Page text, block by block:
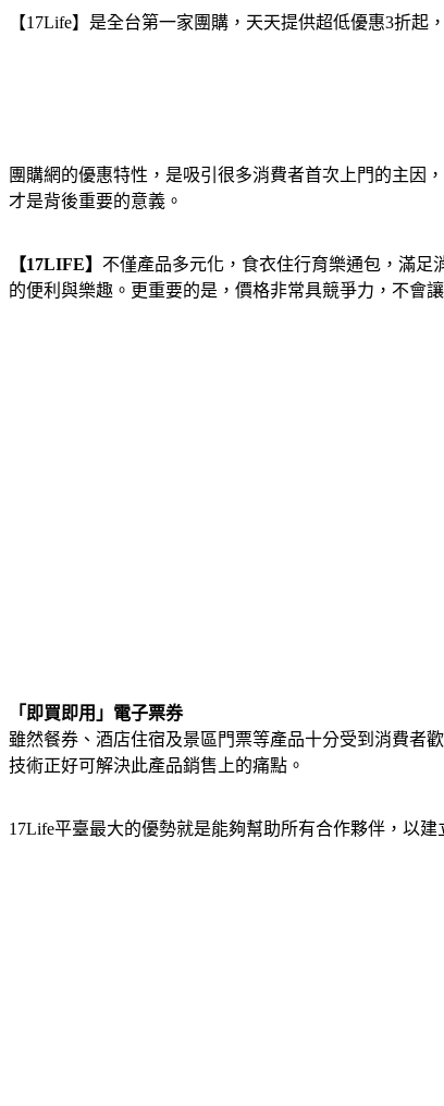
【17Life】是全台第一家團購，天天提供超低優惠3折
團購網的優惠特性，是吸引很多消費者首次上門的主因
才是背後重要的意義。
【17LIFE】 不僅產品多元化，食衣住行育樂通包，滿
的便利與樂趣。更重要的是，價格非常具競爭力，不會讓
「即買即用」電子票券
雖然餐券、酒店住宿及景區門票等產品十分受到消費者
技術正好可解決此產品銷售上的痛點。
17Life平臺最大的優勢就是能夠幫助所有合作夥伴，以